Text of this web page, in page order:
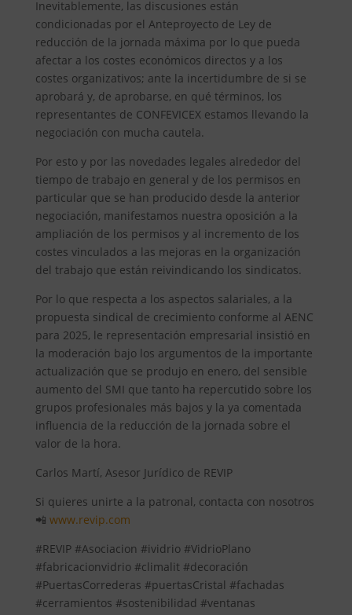
Inevitablemente, las discusiones están
condicionadas por el Anteproyecto de Ley de
reducción de la jornada máxima por lo que pueda
afectar a los costes económicos directos y a los
costes organizativos; ante la incertidumbre de si se
aprobará y, de aprobarse, en qué términos, los
representantes de CONFEVICEX estamos llevando la
negociación con mucha cautela.
Por esto y por las novedades legales alrededor del
tiempo de trabajo en general y de los permisos en
particular que se han producido desde la anterior
negociación, manifestamos nuestra oposición a la
ampliación de los permisos y al incremento de los
costes vinculados a las mejoras en la organización
del trabajo que están reivindicando los sindicatos.
Por lo que respecta a los aspectos salariales, a la
propuesta sindical de crecimiento conforme al AENC
para 2025, le representación empresarial insistió en
la moderación bajo los argumentos de la importante
actualización que se produjo en enero, del sensible
aumento del SMI que tanto ha repercutido sobre los
grupos profesionales más bajos y la ya comentada
influencia de la reducción de la jornada sobre el
valor de la hora.
Carlos Martí, Asesor Jurídico de REVIP
Si quieres unirte a la patronal, contacta con nosotros
📲 www.revip.com
#REVIP #Asociacion #ividrio #VidrioPlano
#fabricacionvidrio #climalit #decoración
#PuertasCorrederas #puertasCristal #fachadas
#cerramientos #sostenibilidad #ventanas